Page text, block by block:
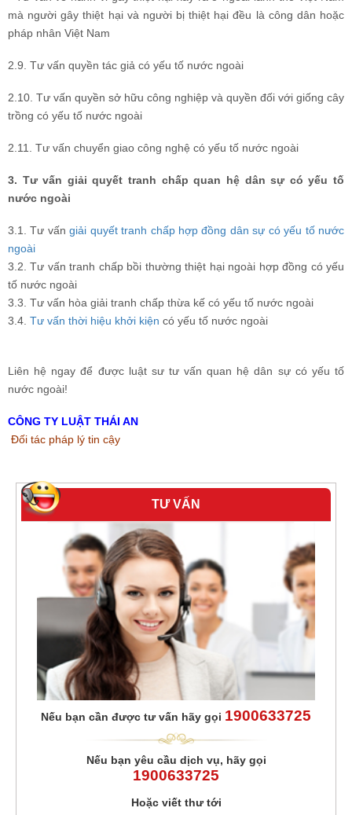
mà người gây thiệt hại và người bị thiệt hại đều là công dân hoặc
pháp nhân Việt Nam
2.9. Tư vấn quyền tác giả có yếu tố nước ngoài
2.10. Tư vấn quyền sở hữu công nghiệp và quyền đối với giống cây
trồng có yếu tố nước ngoài
2.11. Tư vấn chuyển giao công nghệ có yếu tố nước ngoài
3. Tư vấn giải quyết tranh chấp quan hệ dân sự có yếu tố
nước ngoài
3.1. Tư vấngiải quyết tranh chấp hợp đồng dân sự có yếu tố nước
ngoài
3.2. Tư vấn tranh chấp bồi thường thiệt hại ngoài hợp đồng có yếu
tố nước ngoài
3.3. Tư vấn hòa giải tranh chấp thừa kế có yếu tố nước ngoài
3.4. Tư vấn thời hiệu khởi kiện có yếu tố nước ngoài
Liên hệ ngay để được luật sư tư vấn quan hệ dân sự có yếu tố
nước ngoài!
CÔNG TY LUẬT THÁI AN
Đối tác pháp lý tin cậy
TƯ VẤN
Nếu bạn cần được tư vấn hãy gọi 1900633725
Nếu bạn yêu cầu dịch vụ, hãy gọi
1900633725
Hoặc viết thư tới